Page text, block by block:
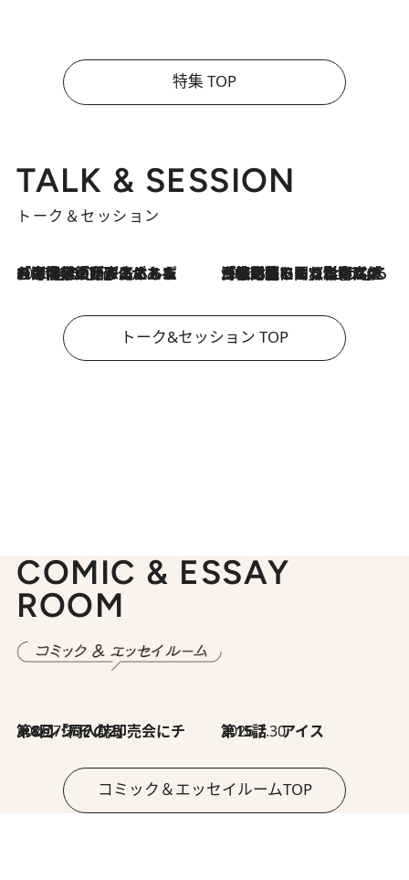
特集 TOP
TALK & SESSION
トーク＆セッション
2026.8.3
「今後値上げがあるとすれば…」「リスクがあるのは今年の冬」エネルギー専門家が語る、ホルムズ海峡封鎖が家庭にもたらす“ある心配” 2026.8.3
「住宅建てられない…」「サーチャージ料の高値が続いている」ホルムズ海峡封鎖による影響はいつまで続く？《エネルギー専門家に聞く“どうなる日本の暮らし”》
トーク&セッション TOP
COMIC & ESSAY
ROOM
2026.7.30
第8回「同人誌即売会にチャレンジ その2」 2026.7.30
第15話 アイス
コミック＆エッセイルームTOP